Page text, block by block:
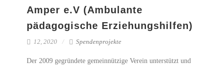
Amper e.V (Ambulante
pädagogische Erziehungshilfen)
12, 2020 Spendenprojekte
Der 2009 gegründete gemeinnützige Verein unterstützt und